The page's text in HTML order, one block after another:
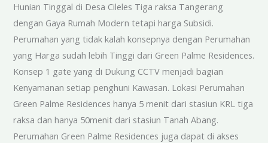
Hunian Tinggal di Desa Cileles Tiga raksa Tangerang
dengan Gaya Rumah Modern tetapi harga Subsidi.
Perumahan yang tidak kalah konsepnya dengan Perumahan
yang Harga sudah lebih Tinggi dari Green Palme Residences.
Konsep 1 gate yang di Dukung CCTV menjadi bagian
Kenyamanan setiap penghuni Kawasan. Lokasi Perumahan
Green Palme Residences hanya 5 menit dari stasiun KRL tiga
raksa dan hanya 50menit dari stasiun Tanah Abang.
Perumahan Green Palme Residences juga dapat di akses